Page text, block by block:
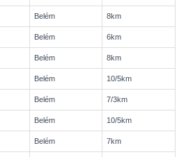
Belém 8km
Belém 6km
Belém 8km
Belém 10/5km
Belém 7/3km
Belém 10/5km
Belém 7km